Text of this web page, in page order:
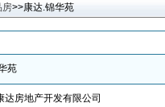
房>>康达.锦华苑
苑
达房地产开发有限公司